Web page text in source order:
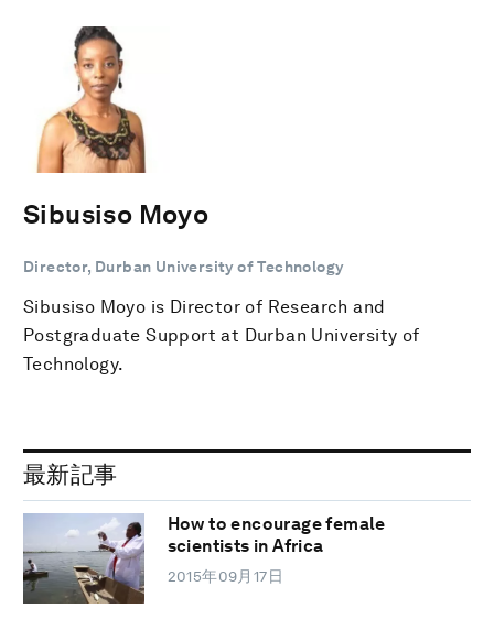
Sibusiso Moyo
Director, Durban University of Technology
Sibusiso Moyo is Director of Research and
Postgraduate Support at Durban University of
Technology.
最新記事
How to encourage female
scientists in Africa
2015年09月17日